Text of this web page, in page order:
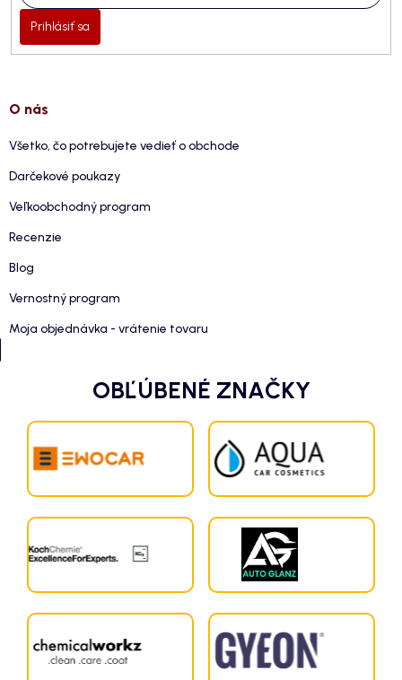
Prihlásiť sa
O nás
Všetko, čo potrebujete vedieť o obchode
Darčekové poukazy
Veľkoobchodný program
Recenzie
Blog
Vernostný program
Moja objednávka - vrátenie tovaru
OBĽÚBENÉ ZNAČKY